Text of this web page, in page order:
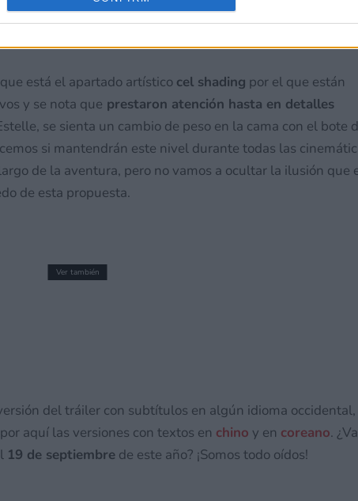
está el apartado artístico cel shading por el que están
y se nota que prestaron atención hasta en detalles
se sienta un cambio de peso en la cama con el bote
si mantendrán este nivel durante todas las
de la aventura, pero no vamos a ocultar la ilusión que
de esta propuesta.
Ver también
del tráiler con subtítulos en algún idioma occidental,
aquí las versiones con textos en chino y en coreano.
19 de septiembre de este año? ¡Somos todo oídos!